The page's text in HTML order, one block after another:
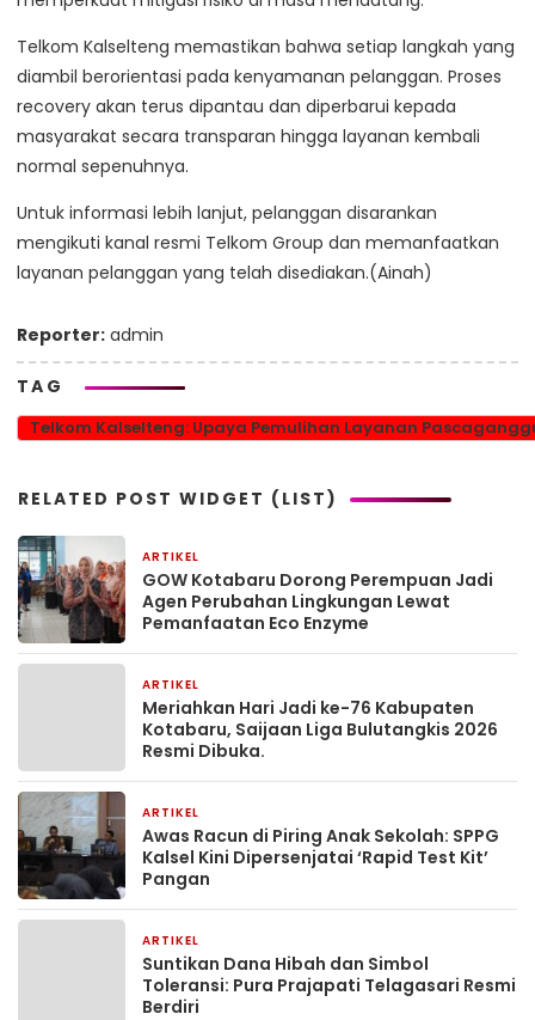
Telkom Kalselteng memastikan bahwa setiap langkah yang
diambil berorientasi pada kenyamanan pelanggan. Proses
recovery akan terus dipantau dan diperbarui kepada
masyarakat secara transparan hingga layanan kembali
normal sepenuhnya.
Untuk informasi lebih lanjut, pelanggan disarankan
mengikuti kanal resmi Telkom Group dan memanfaatkan
layanan pelanggan yang telah disediakan.(Ainah)
Reporter: admin
TAG
Telkom Kalselteng: Upaya Pemulihan Layanan
RELATED POST WIDGET (LIST)
ARTIKEL
GOW Kotabaru Dorong Perempuan Jadi
Agen Perubahan Lingkungan Lewat
Pemanfaatan Eco Enzyme
ARTIKEL
Meriahkan Hari Jadi ke-76 Kabupaten
Kotabaru, Saijaan Liga Bulutangkis 2026
Resmi Dibuka.
ARTIKEL
Awas Racun di Piring Anak Sekolah: SPPG
Kalsel Kini Dipersenjatai ‘Rapid Test Kit’
Pangan
ARTIKEL
Suntikan Dana Hibah dan Simbol
Toleransi: Pura Prajapati Telagasari Resmi
Berdiri